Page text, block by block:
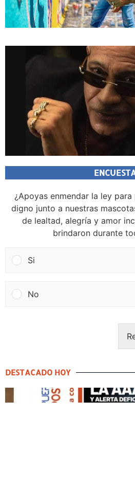
¿Apoyas enmendar la ley
digno junto a nuestras
de lealtad, alegría y amor
brindaron durante
Si
No
DESTACADO HOY